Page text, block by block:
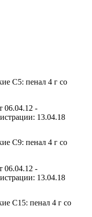
C5: пенал 4 г со
06.04.12 -
13.04.18
C9: пенал 4 г со
06.04.12 -
13.04.18
C15: пенал 4 г со